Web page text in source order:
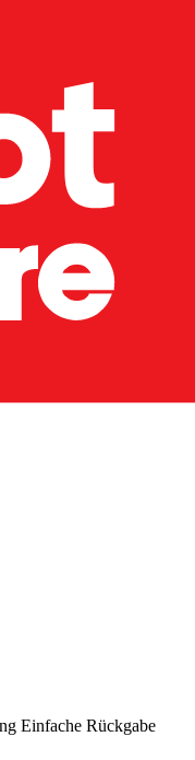
Einfache Rückgabe